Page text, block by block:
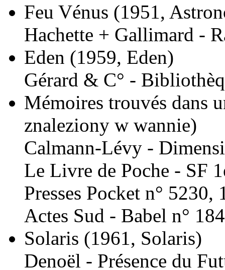
Feu Vénus (1951,
Hachette + Gallimard -
Eden (1959, Eden)
Gérard & C° -
Mémoires trouvés dans
znaleziony w wannie)
Calmann-Lévy -
Le Livre de Poche - SF
Presses Pocket n° 5230,
Actes Sud - Babel n°
Solaris (1961, Solaris)
Denoël - Présence du